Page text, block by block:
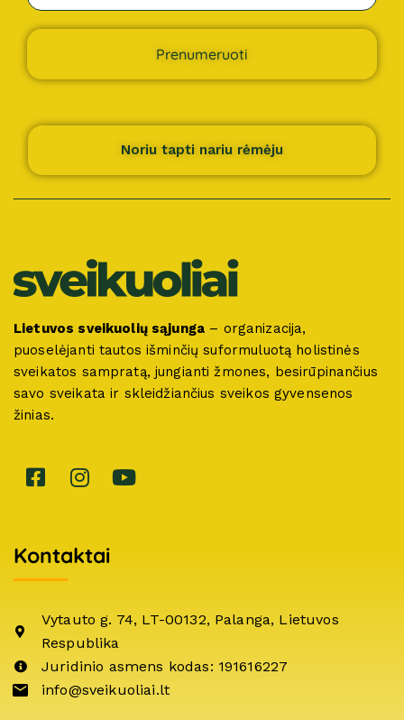
Prenumeruoti
Noriu tapti nariu rėmėju
Lietuvos sveikuolių sąjunga – organizacija,
puoselėjanti tautos išminčių suformuluotą holistinės
sveikatos sampratą, jungianti žmones, besirūpinančius
savo sveikata ir skleidžiančius sveikos gyvensenos
žinias.
Kontaktai
Vytauto g. 74, LT-00132, Palanga, Lietuvos
Respublika
Juridinio asmens kodas: 191616227
info@sveikuoliai.lt